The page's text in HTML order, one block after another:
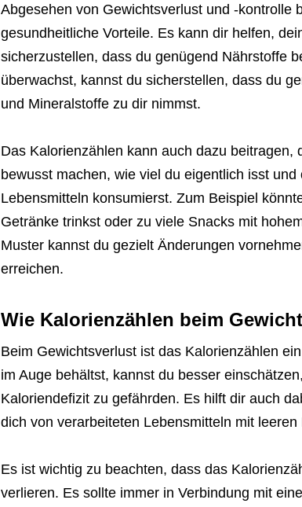
Abgesehen von Gewichtsverlust und -kontrolle
gesundheitliche Vorteile. Es kann dir helfen,
sicherzustellen, dass du genügend Nährstoffe
überwachst, kannst du sicherstellen, dass du
und Mineralstoffe zu dir nimmst.
Das Kalorienzählen kann auch dazu
bewusst machen, wie viel du eigentlich isst
Lebensmitteln konsumierst. Zum Beispiel
Getränke trinkst oder zu viele Snacks mit
Muster kannst du gezielt Änderungen
erreichen.
Wie Kalorienzählen beim
Beim Gewichtsverlust ist das Kalorienzählen
im Auge behältst, kannst du besser
Kaloriendefizit zu gefährden. Es hilft dir auch
dich von verarbeiteten Lebensmitteln mit
Es ist wichtig zu beachten, dass das
verlieren. Es sollte immer in Verbindung mit